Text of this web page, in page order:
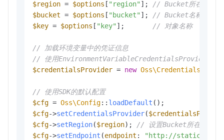
$region = $options [ "region" ];
// Bucket所在的地域
$bucket = $options [ "bucket" ];
// Bucket名称
$key = $options [ "key" ]; // 对象名称
// 加载环境变量中的凭证信息
// 使用EnvironmentVariableCredentialsProvider从环
$credentialsProvider = new
// 使用SDK的默认配置
$cfg = Oss\Config:: loadDefault
$cfg->setCredentialsProvider(
$cfg->setRegion($region);
// 设置Bucket所在的地域
$cfg->setEndpoint (endpoint :
"http://